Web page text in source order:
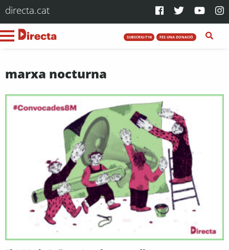
directa.cat
SUBSCRIU-T'HI FES UNA DONACIÓ
marxa nocturna